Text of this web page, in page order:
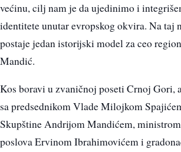
većinu, cilj nam je da ujedinimo i
identitete unutar evropskog okvira. Na taj
postaje jedan istorijski model za ceo
Mandić.
Kos boravi u zvaničnoj poseti Crnoj Gori,
sa predsednikom Vlade Milojkom
Skupštine Andrijom Mandićem,
poslova Ervinom Ibrahimovićem i